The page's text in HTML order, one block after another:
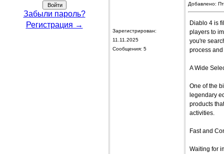
Забыли пароль?
Регистрация →
Зарегистрирован:
11.11.2025
Сообщения: 5
Добавлено:
Diablo 4 is
players to
you're
process
A Wide
One of the
legendary
products
activities.
Fast and
Waiting for